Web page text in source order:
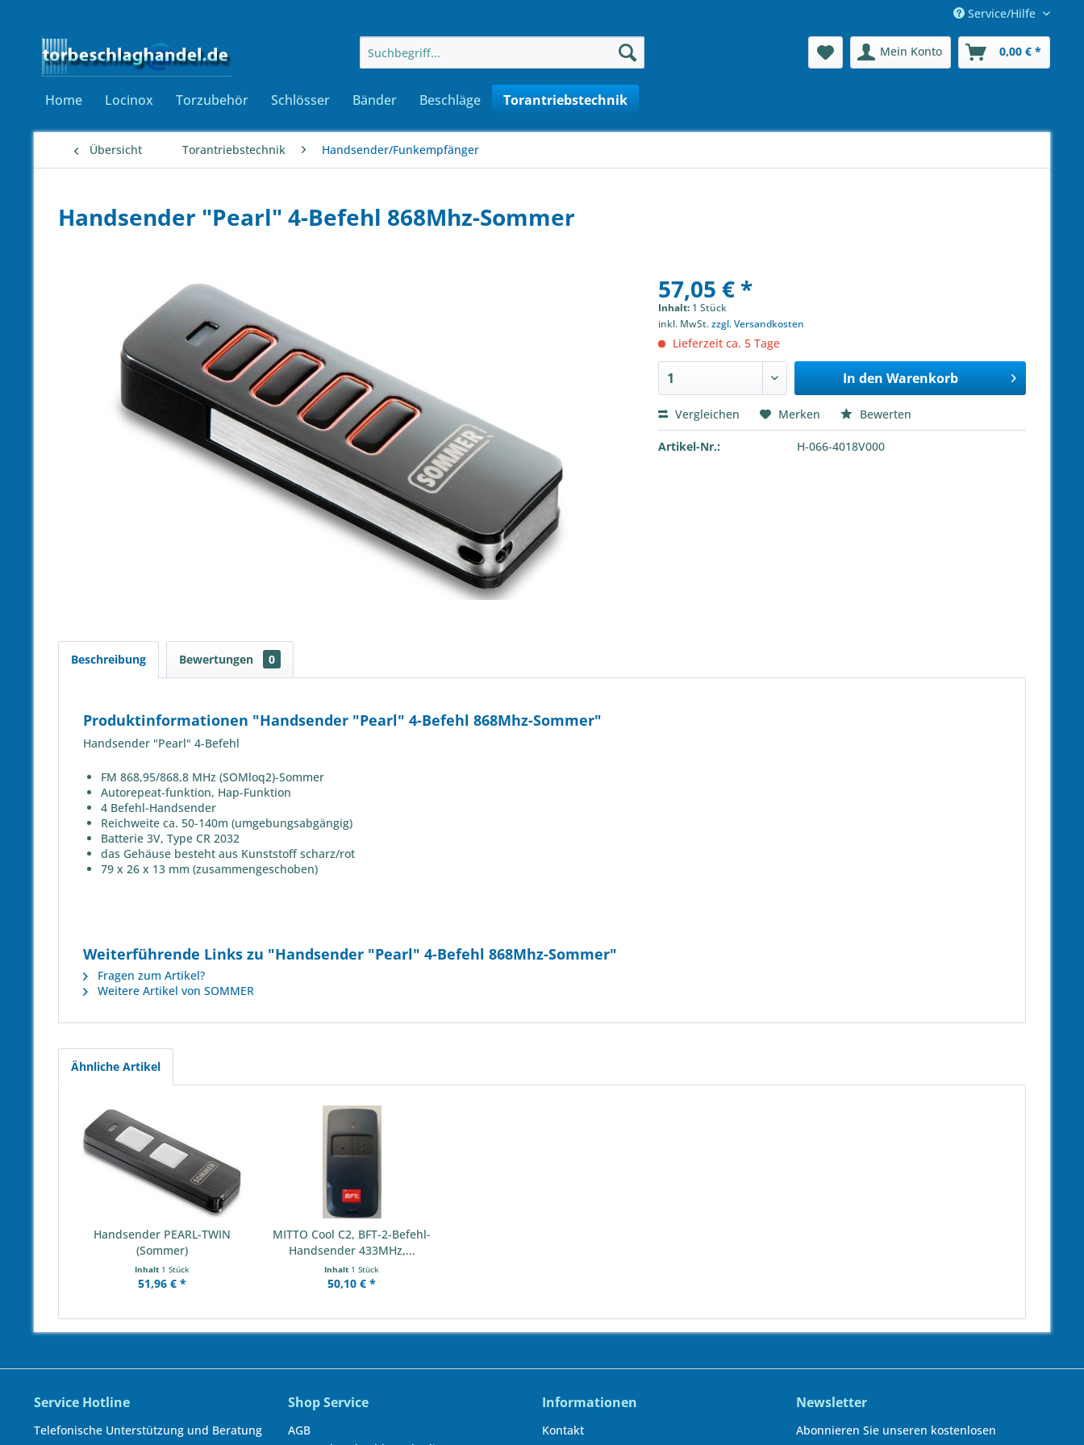
Service/Hilfe
Mein Konto 0,00 € *
Home Locinox Torzubehör Schlösser Bänder Beschläge Torantriebstechnik
Übersicht Torantriebstechnik Handsender/Funkempfänger
Handsender "Pearl" 4-Befehl 868Mhz-Sommer
57,05 € *
Inhalt: 1 Stück
inkl. MwSt.zzgl. Versandkosten
Lieferzeit ca. 5 Tage
In den Warenkorb
Vergleichen Merken Bewerten
Artikel-Nr.: H-066-4018V000
Beschreibung Bewertungen 0
Produktinformationen "Handsender "Pearl" 4-Befehl 868Mhz-Sommer"
Handsender "Pearl" 4-Befehl
FM 868,95/868,8 MHz (SOMloq2)-Sommer
Autorepeat-funktion, Hap-Funktion
4 Befehl-Handsender
Reichweite ca. 50-140m (umgebungsabgängig)
Batterie 3V, Type CR 2032
das Gehäuse besteht aus Kunststoff scharz/rot
79 x 26 x 13 mm (zusammengeschoben)
Weiterführende Links zu "Handsender "Pearl" 4-Befehl 868Mhz-Sommer"
Fragen zum Artikel?
Weitere Artikel von SOMMER
Ähnliche Artikel
Handsender PEARL-TWIN
(Sommer)
Inhalt 1 Stück
51,96 € *
MITTO Cool C2, BFT-2-Befehl-
Handsender 433MHz,...
Inhalt 1 Stück
50,10 € *
Service Hotline
Telefonische Unterstützung und Beratung
Shop Service
AGB
Informationen
Kontakt
Newsletter
Abonnieren Sie unseren kostenlosen